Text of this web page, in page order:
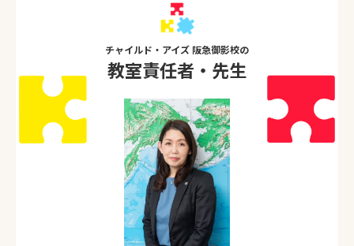
チャイルド・アイズ 阪急御影校の
教室責任者・先生